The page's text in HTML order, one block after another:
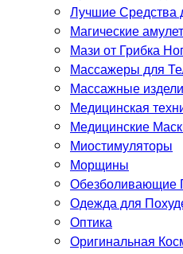
Лучшие Средства
Магические
Мази от Грибка
Массажеры для
Массажные
Медицинская
Медицинские
Миостимуляторы
Морщины
Обезболивающие
Одежда для
Оптика
Оригинальная